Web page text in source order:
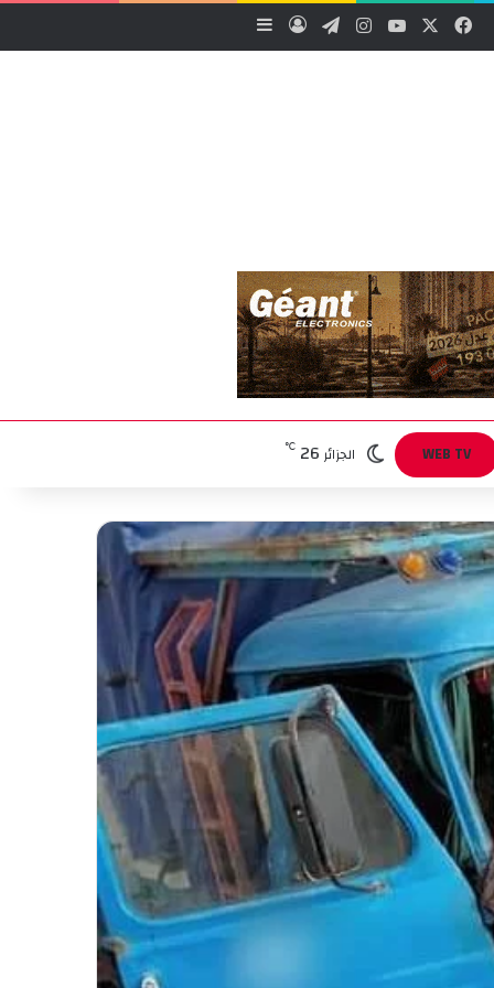
فيسبوك ‫YouTubeانستقرامتيلقرامتسجيل الدخول
WEB TV الجزائر 26
℃